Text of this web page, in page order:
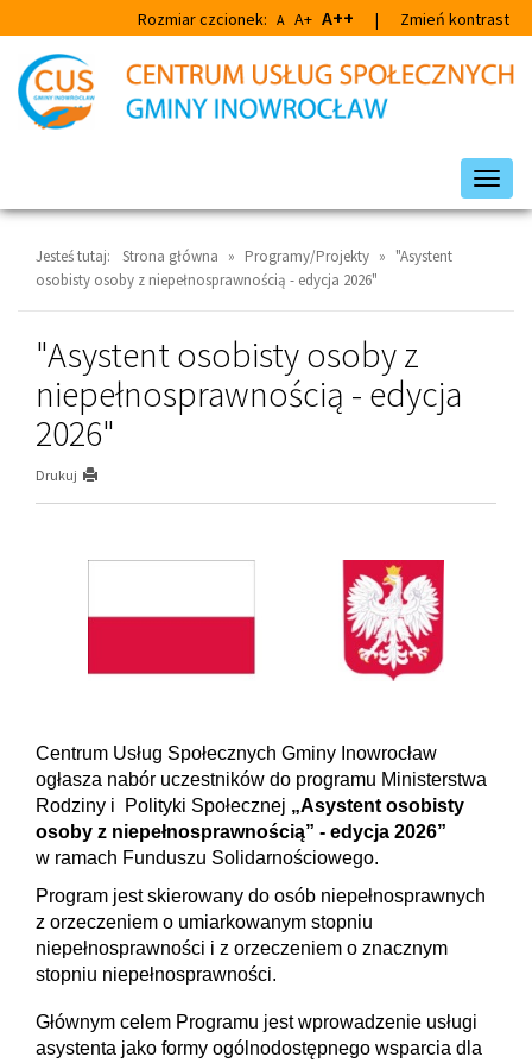
do
głównej
treści
do
wyszukiwarki
Rozmiar czcionek: A A+ A++ | Zmień kontrast
Jesteś tutaj: Strona główna » Programy/Projekty » "Asystent
osobisty osoby z niepełnosprawnością - edycja 2026"
"Asystent osobisty osoby z
niepełnosprawnością - edycja
2026"
Drukuj
Centrum Usług Społecznych Gminy Inowrocław
ogłasza nabór uczestników do programu Ministerstwa
Rodziny i Polityki Społecznej „Asystent osobisty
osoby z niepełnosprawnością” - edycja 2026”
w ramach Funduszu Solidarnościowego.
Program jest skierowany do osób niepełnosprawnych
z orzeczeniem o umiarkowanym stopniu
niepełnosprawności i z orzeczeniem o znacznym
stopniu niepełnosprawności.
Głównym celem Programu jest wprowadzenie usługi
asystenta jako formy ogólnodostępnego wsparcia dla